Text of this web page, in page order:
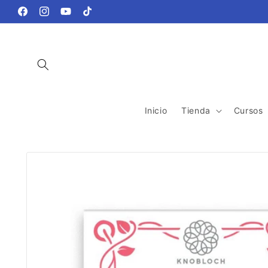
directamente
al contenido
FacebookInstagramYouTubeTikTok
Inicio Tienda Cursos
directamente